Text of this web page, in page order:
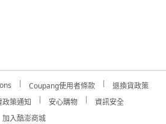
Coupang使用者條款
退換貨政策
策通知 安心購物
資訊安全
加入酷澎商城